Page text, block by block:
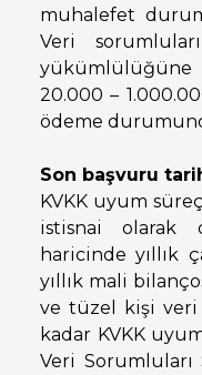
muhalefet
Veri
20.000 –
ödeme
Son başvuru
KVKK uyum
istisnai olarak
haricinde yıllık
yıllık mali
ve tüzel kişi veri
kadar KVKK
Veri Sorumluları